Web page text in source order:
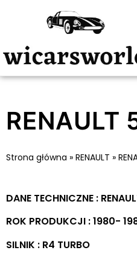
RENAULT
Strona główna » RENAULT »
DANE TECHNICZNE :
ROK PRODUKCJI : 1980-
SILNIK : R4 TURBO